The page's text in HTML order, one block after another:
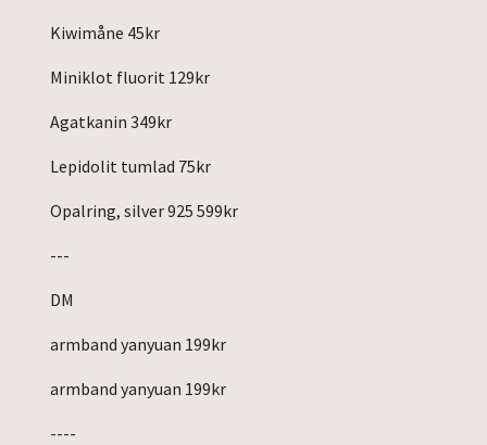
Kiwimåne 45kr
Miniklot fluorit 129kr
Agatkanin 349kr
Lepidolit tumlad 75kr
Opalring, silver 925 599kr
---
DM
armband yanyuan 199kr
armband yanyuan 199kr
----